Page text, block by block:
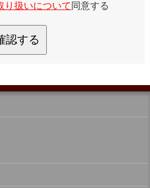
り扱いについて 同意する
認する